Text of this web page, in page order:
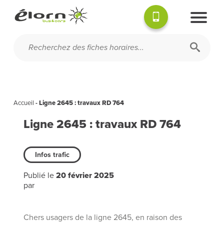
Accueil -Ligne 2645 : travaux RD 764
Ligne 2645 : travaux RD 764
Infos trafic
Publié le20 février 2025
par
Chers usagers de la ligne 2645, en raison des